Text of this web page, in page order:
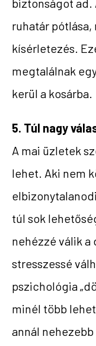
biztonságot ad.
ruhatár
kísérletezés.
megtalálnak
kerül a kosárba.
5. Túl nagy
A mai üzletek
lehet. Aki nem
túl sok
nehézzé válik a
stresszessé
pszichológia
minél több
annál